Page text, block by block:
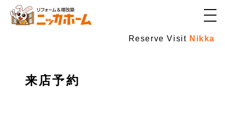
メ
ュ
Reserve Visit Nikka
来店予約